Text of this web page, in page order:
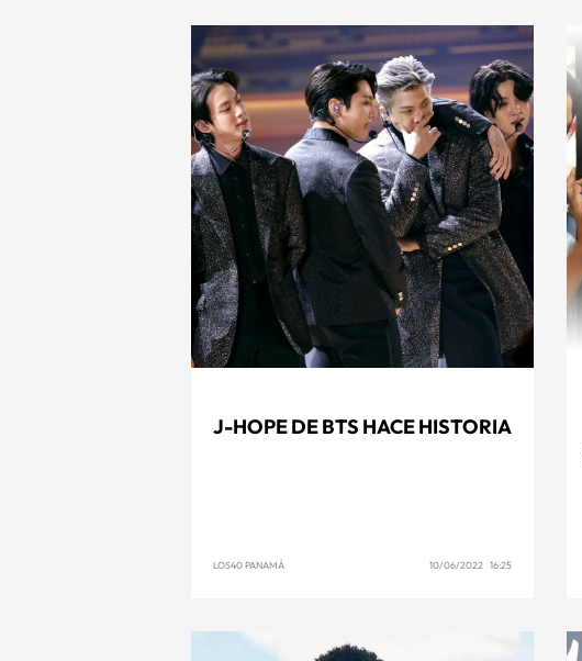
J-HOPE DE BTS HACE HISTORIA
LOS40 PANAMÁ 10/06/2022 16:25